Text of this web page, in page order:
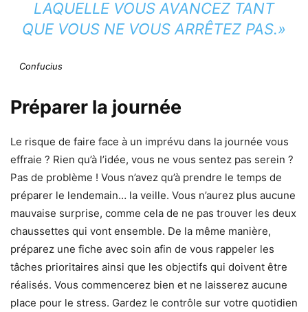
LAQUELLE VOUS AVANCEZ TANT
QUE VOUS NE VOUS ARRÊTEZ PAS.»
Confucius
Préparer la journée
Le risque de faire face à un imprévu dans la journée vous
effraie ? Rien qu’à l’idée, vous ne vous sentez pas serein ?
Pas de problème ! Vous n’avez qu’à prendre le temps de
préparer le lendemain… la veille. Vous n’aurez plus aucune
mauvaise surprise, comme cela de ne pas trouver les deux
chaussettes qui vont ensemble. De la même manière,
préparez une fiche avec soin afin de vous rappeler les
tâches prioritaires ainsi que les objectifs qui doivent être
réalisés. Vous commencerez bien et ne laisserez aucune
place pour le stress. Gardez le contrôle sur votre quotidien